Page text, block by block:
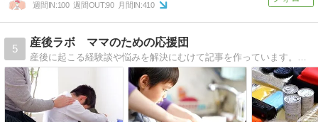
週間IN:100 週間OUT:90 月間IN:410
5
産後ラボ ママのための応援団
産後に起こる経験談や悩みを解決にむけて記事を作っています。ママの応援になれれば。